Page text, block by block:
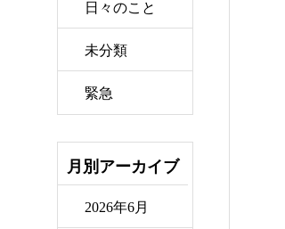
日々のこと
未分類
緊急
月別アーカイブ
2026年6月